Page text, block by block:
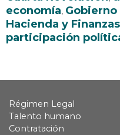
economía,
Hacienda y
participación
Régimen Legal
Talento humano
Contratación